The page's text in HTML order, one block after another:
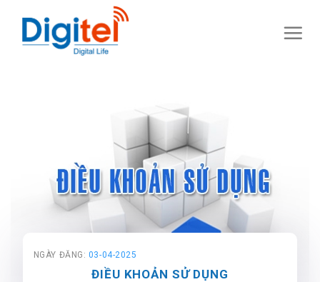
content
NGÀY ĐĂNG: 03-04-2025
ĐIỀU KHOẢN SỬ DỤNG